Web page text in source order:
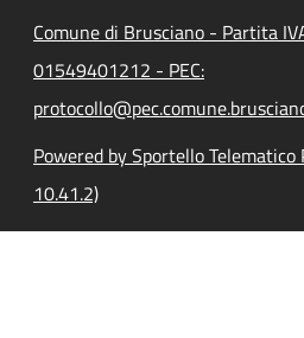
Comune di Brusciano - Partita
01549401212 - PEC:
Powered by Sportello Telematico
10.41.2)